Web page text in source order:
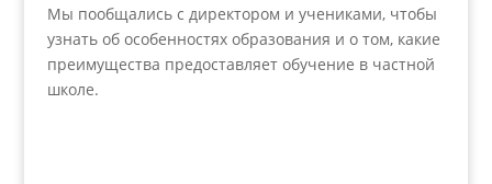
Мы пообщались с директором и учениками, чтобы
узнать об особенностях образования и о том, какие
преимущества предоставляет обучение в частной
школе.